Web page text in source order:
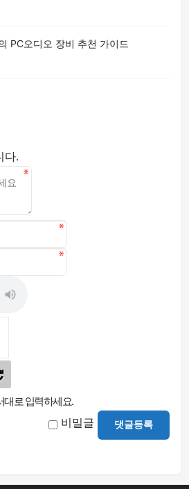
PC오디오 장비 추천 가이드
다.
대로 입력하세요.
비밀글 댓글등록